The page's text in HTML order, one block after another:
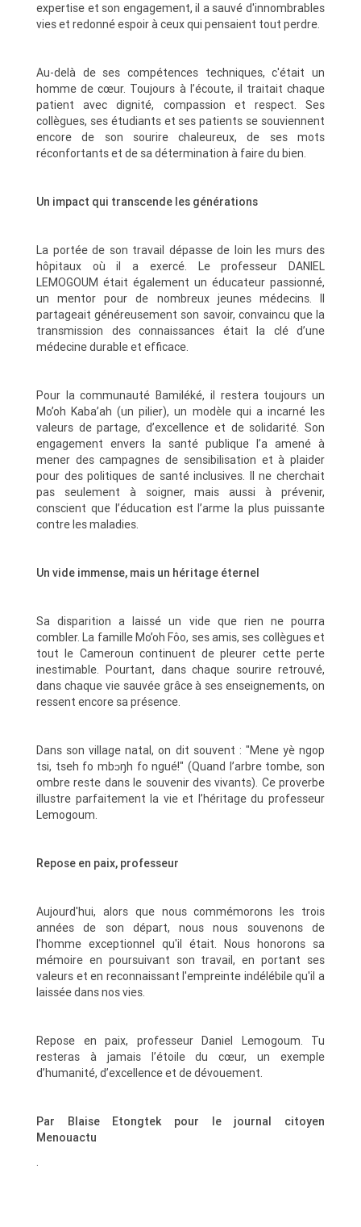
expertise et son engagement, il a sauvé d'innombrables
vies et redonné espoir à ceux qui pensaient tout perdre.
Au-delà de ses compétences techniques, c'était un
homme de cœur. Toujours à l’écoute, il traitait chaque
patient avec dignité, compassion et respect. Ses
collègues, ses étudiants et ses patients se souviennent
encore de son sourire chaleureux, de ses mots
réconfortants et de sa détermination à faire du bien.
Un impact qui transcende les générations
La portée de son travail dépasse de loin les murs des
hôpitaux où il a exercé. Le professeur DANIEL
LEMOGOUM était également un éducateur passionné,
un mentor pour de nombreux jeunes médecins. Il
partageait généreusement son savoir, convaincu que la
transmission des connaissances était la clé d’une
médecine durable et efficace.
Pour la communauté Bamiléké, il restera toujours un
Mo’oh Kaba’ah (un pilier), un modèle qui a incarné les
valeurs de partage, d’excellence et de solidarité. Son
engagement envers la santé publique l’a amené à
mener des campagnes de sensibilisation et à plaider
pour des politiques de santé inclusives. Il ne cherchait
pas seulement à soigner, mais aussi à prévenir,
conscient que l’éducation est l’arme la plus puissante
contre les maladies.
Un vide immense, mais un héritage éternel
Sa disparition a laissé un vide que rien ne pourra
combler. La famille Mo’oh Fôo, ses amis, ses collègues et
tout le Cameroun continuent de pleurer cette perte
inestimable. Pourtant, dans chaque sourire retrouvé,
dans chaque vie sauvée grâce à ses enseignements, on
ressent encore sa présence.
Dans son village natal, on dit souvent : "Mene yè ngop
tsi, tseh fo mbɔŋh fo ngué!" (Quand l’arbre tombe, son
ombre reste dans le souvenir des vivants). Ce proverbe
illustre parfaitement la vie et l’héritage du professeur
Lemogoum.
Repose en paix, professeur
Aujourd'hui, alors que nous commémorons les trois
années de son départ, nous nous souvenons de
l'homme exceptionnel qu'il était. Nous honorons sa
mémoire en poursuivant son travail, en portant ses
valeurs et en reconnaissant l'empreinte indélébile qu'il a
laissée dans nos vies.
Repose en paix, professeur Daniel Lemogoum. Tu
resteras à jamais l’étoile du cœur, un exemple
d’humanité, d’excellence et de dévouement.
Par Blaise Etongtek pour le journal citoyen
Menouactu
.